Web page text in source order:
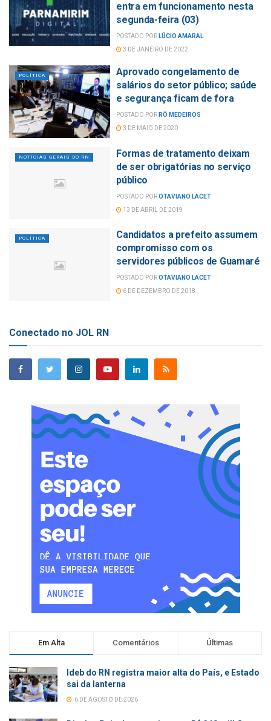
entra em funcionamento nesta
segunda-feira (03)
POSTADO POR LÚCIO AMARAL
3 DE JANEIRO DE 2022
POLÍTICA
Aprovado congelamento de
salários do setor público; saúde
e segurança ficam de fora
POSTADO POR RÔ MEDEIROS
3 DE MAIO DE 2020
NOTÍCIAS GERAIS DO RN
Formas de tratamento deixam
de ser obrigatórias no serviço
público
POSTADO POROTAVIANO LACET
13 DE ABRIL DE 2019
POLÍTICA
Candidatos a prefeito assumem
compromisso com os
servidores públicos de Guamaré
POSTADO POROTAVIANO LACET
6 DE DEZEMBRO DE 2018
Conectado no JOL RN
Em Alta Comentários Últimas
Ideb do RN registra maior alta do País, e Estado
sai da lanterna
6 DE AGOSTO DE 2026